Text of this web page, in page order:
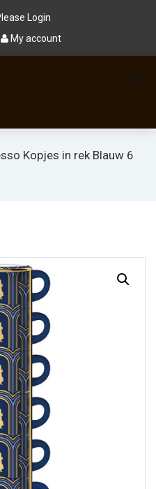
Login
My account
Kopjes in rek Blauw 6